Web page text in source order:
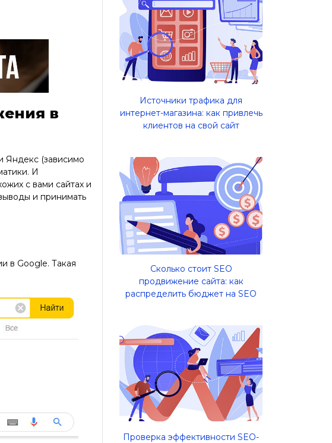
в
Яндекс (зависимо
И
с вами сайтах и
и принимать
в Google. Такая
Источники трафика для
интернет-магазина: как привлечь
клиентов на свой сайт
Сколько стоит SEO
продвижение сайта: как
распределить бюджет на SEO
Проверка эффективности SEO-